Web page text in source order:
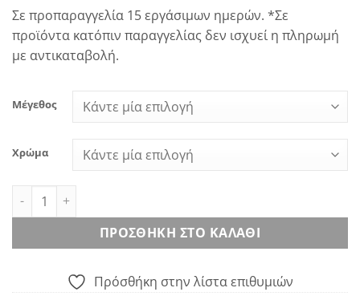
Σε προπαραγγελία 15 εργάσιμων ημερών. *Σε
προϊόντα κατόπιν παραγγελίας δεν ισχυεί η πληρωμή
με αντικαταβολή.
Μέγεθος
Χρώμα
Κάπα Scarlett ποσότητα
ΠΡΟΣΘΉΚΗ ΣΤΟ ΚΑΛΆΘΙ
Πρόσθήκη στην λίστα επιθυμιών